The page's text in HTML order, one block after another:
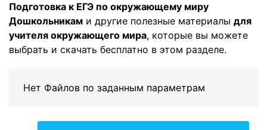
Подготовка к ЕГЭ по окружающему миру
Дошкольникам и другие полезные материалы для
учителя окружающего мира, которые вы можете
выбрать и скачать бесплатно в этом разделе.
Нет Файлов по заданным параметрам